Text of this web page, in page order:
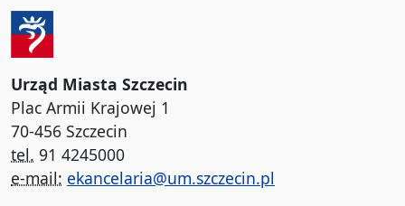
Urząd Miasta Szczecin
Plac Armii Krajowej 1
70-456 Szczecin
tel. 91 4245000
e-mail: ekancelaria@um.szczecin.pl